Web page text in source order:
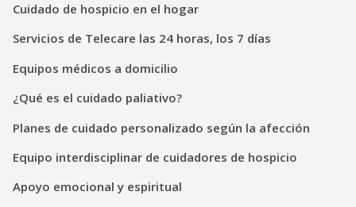
Cuidado de hospicio en el hogar
Servicios de Telecare las 24 horas, los 7 días
Equipos médicos a domicilio
¿Qué es el cuidado paliativo?
Planes de cuidado personalizado según la afección
Equipo interdisciplinar de cuidadores de hospicio
Apoyo emocional y espiritual